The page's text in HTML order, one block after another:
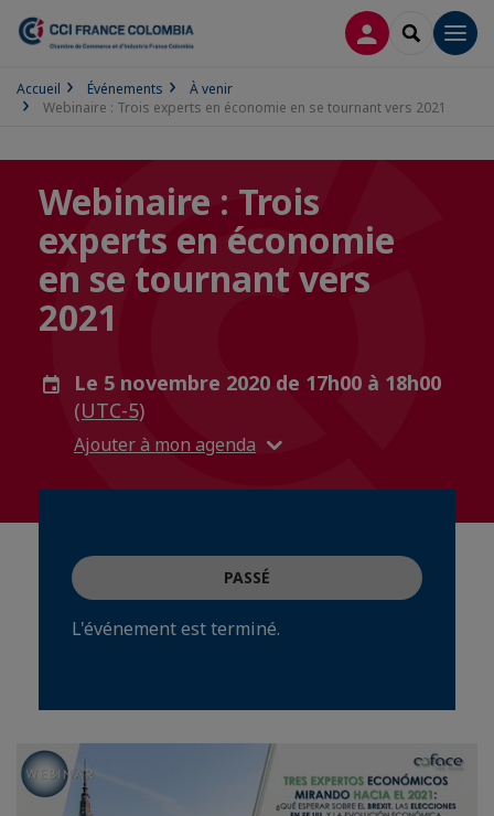
CONNEXION
Accueil Événements
À venir
Webinaire : Trois experts en économie en se tournant vers 2021
Webinaire : Trois
experts en économie
en se tournant vers
2021
Le 5 novembre 2020 de 17h00 à 18h00
(UTC-5)
Ajouter à mon agenda
PASSÉ
L'événement est terminé.